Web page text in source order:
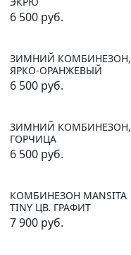
6 500 руб.
ЗИМНИЙ КОМБИНЕЗОН,
ЯРКО-ОРАНЖЕВЫЙ
6 500 руб.
ЗИМНИЙ КОМБИНЕЗОН,
ГОРЧИЦА
6 500 руб.
КОМБИНЕЗОН MANSITA
TINY ЦВ. ГРАФИТ
7 900 руб.